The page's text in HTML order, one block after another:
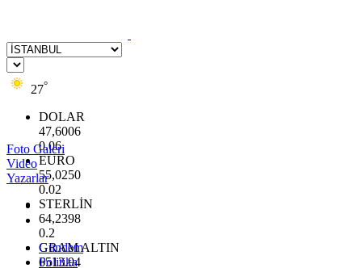
27°
DOLAR
47,6006
0.06
EURO
55,0250
0.02
STERLİN
64,2398
0.2
GRAM ALTIN
6513.94
Foto Galeri
Video
Yazarlar
Gündem
Politika